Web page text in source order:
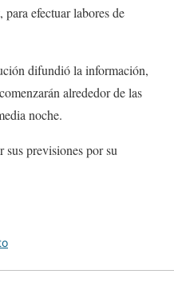
efectuar labores de
difundió la información,
alrededor de las
noche.
sus previsiones por su